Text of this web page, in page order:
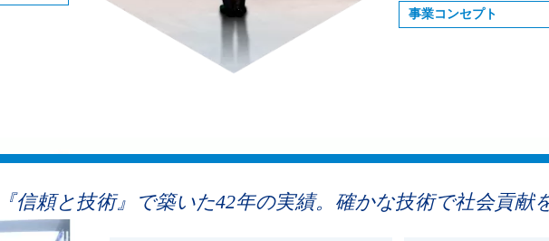
事業コンセプト
『信頼と技術』で築いた42年の実績。確かな技術で社会貢献